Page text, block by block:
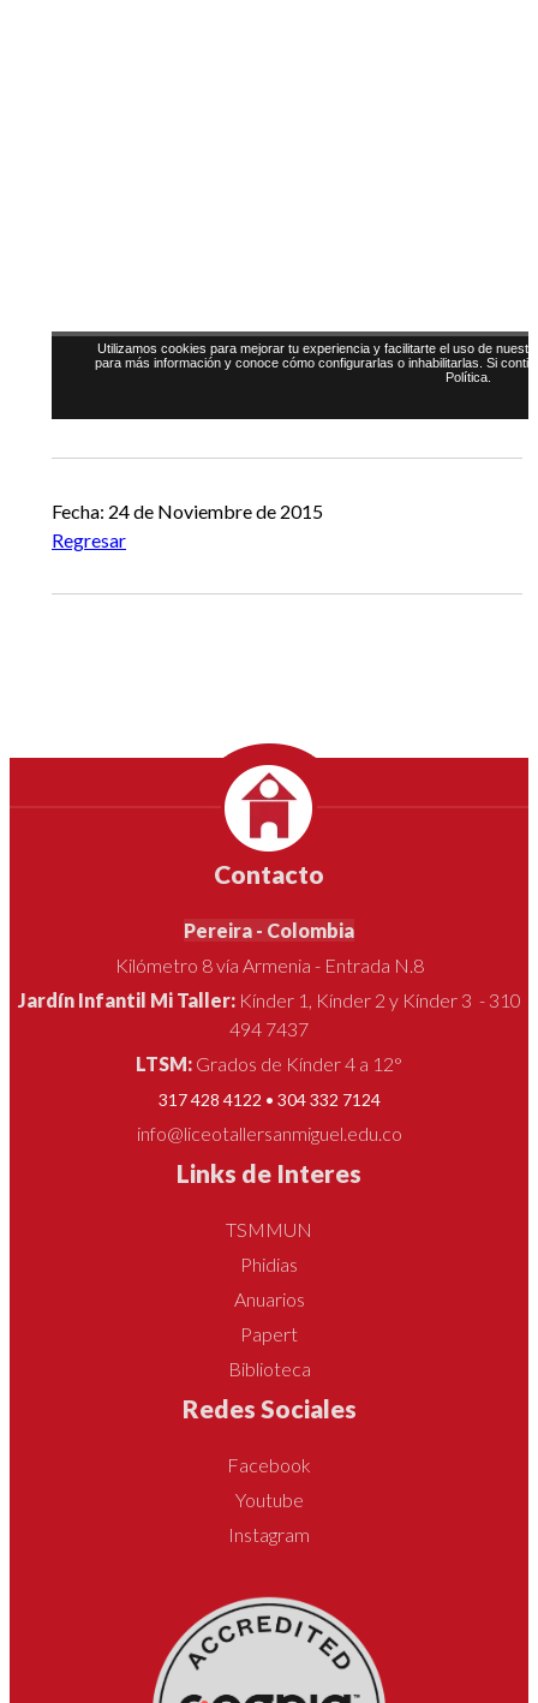
Fecha: 24 de Noviembre de 2015
Regresar
Contacto
Pereira - Colombia
Kilómetro 8 vía Armenia - Entrada N.8
Jardín Infantil Mi Taller: Kínder 1, Kínder 2 y Kínder 3 - 310
494 7437
LTSM: Grados de Kínder 4 a 12°
317 428 4122 • 304 332 7124
info@liceotallersanmiguel.edu.co
Links de Interes
TSMMUN
Phidias
Anuarios
Papert
Biblioteca
Redes Sociales
Facebook
Youtube
Instagram